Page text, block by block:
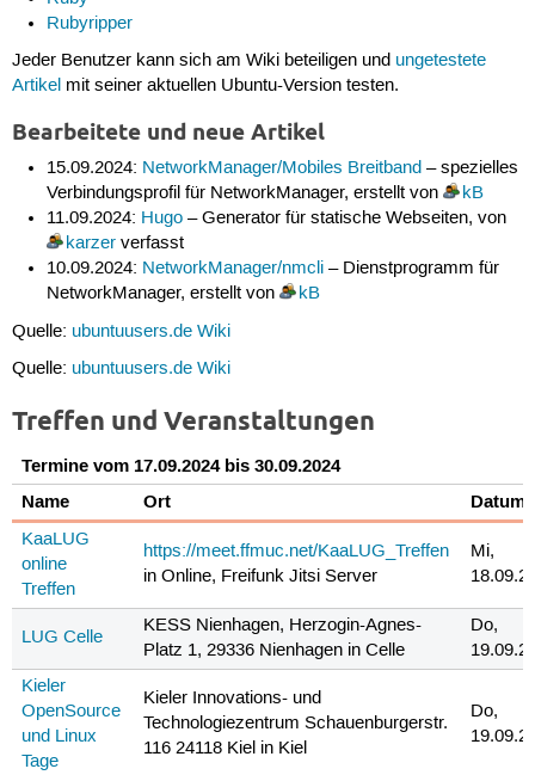
Rubyripper
Jeder Benutzer kann sich am Wiki beteiligen und ungetestete
Artikelmit seiner aktuellen Ubuntu-Version testen.
Bearbeitete und neue Artikel
15.09.2024: NetworkManager/Mobiles Breitband – spezielles
Verbindungsprofil für NetworkManager, erstellt von
kB
11.09.2024: Hugo – Generator für statische Webseiten, von
karzer verfasst
10.09.2024: NetworkManager/nmcli – Dienstprogramm für
NetworkManager, erstellt von
kB
Quelle: ubuntuusers.de Wiki
Quelle: ubuntuusers.de Wiki
Treffen und Veranstaltungen
Termine vom 17.09.2024 bis 30.09.2024
Name
Ort Datum
KaaLUG
online
Treffen
https://meet.ffmuc.net/KaaLUG_Treffen
in Online, Freifunk Jitsi Server
Mi,
LUG Celle
KESS Nienhagen, Herzogin-Agnes-
Platz 1, 29336 Nienhagen in Celle
Do,
Kieler
OpenSource
und Linux
Tage
Kieler Innovations- und
Technologiezentrum Schauenburgerstr.
116 24118 Kiel in Kiel
Do,